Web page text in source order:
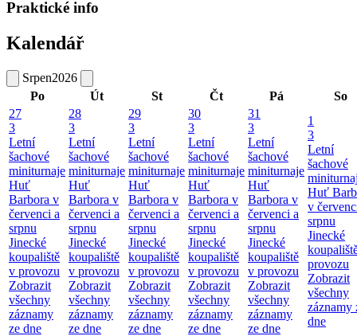
Praktické info
Kalendář
Srpen2026
Po
Út St Čt Pá
So
27
3
Letní
šachové
miniturnaje
Huť
Barbora v
červenci a
srpnu
Jinecké
koupaliště
v provozu
Zobrazit
všechny
záznamy
ze dne
28
3
Letní
šachové
miniturnaje
Huť
Barbora v
červenci a
srpnu
Jinecké
koupaliště
v provozu
Zobrazit
všechny
záznamy
ze dne
29
3
Letní
šachové
miniturnaje
Huť
Barbora v
červenci a
srpnu
Jinecké
koupaliště
v provozu
Zobrazit
všechny
záznamy
ze dne
30
3
Letní
šachové
miniturnaje
Huť
Barbora v
červenci a
srpnu
Jinecké
koupaliště
v provozu
Zobrazit
všechny
záznamy
ze dne
31
3
Letní
šachové
miniturnaje
Huť
Barbora v
červenci a
srpnu
Jinecké
koupaliště
v provozu
Zobrazit
všechny
záznamy
ze dne
1
3
Letní
šachové
Huť
v
srpnu
Jinecké
provozu
Zobrazit
všechny
záznamy
dne